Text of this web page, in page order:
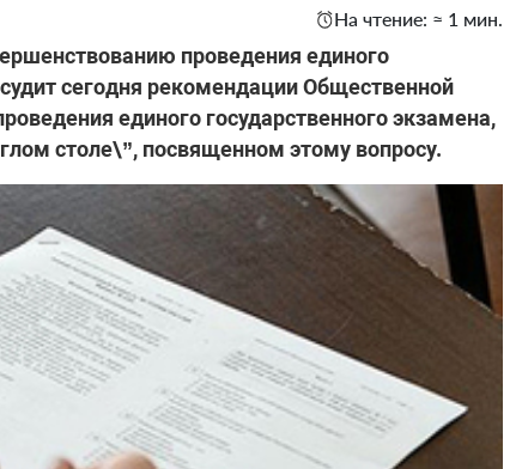
На чтение: ≈ 1 мин.
проведения единого
сегодня рекомендации Общественной
единого государственного экзамена,
столе\”, посвященном этому вопросу.